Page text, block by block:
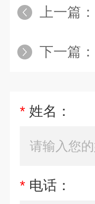
上一篇：
下一篇：
* 姓名：
* 电话：